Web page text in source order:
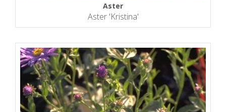
Aster
Aster 'Kristina'